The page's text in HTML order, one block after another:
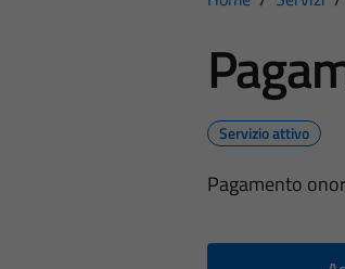
Servizio attivo
Pagamento